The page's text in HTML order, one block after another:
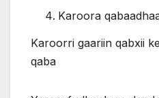
Karoora
Karoorri gaariin qabxii
qaba